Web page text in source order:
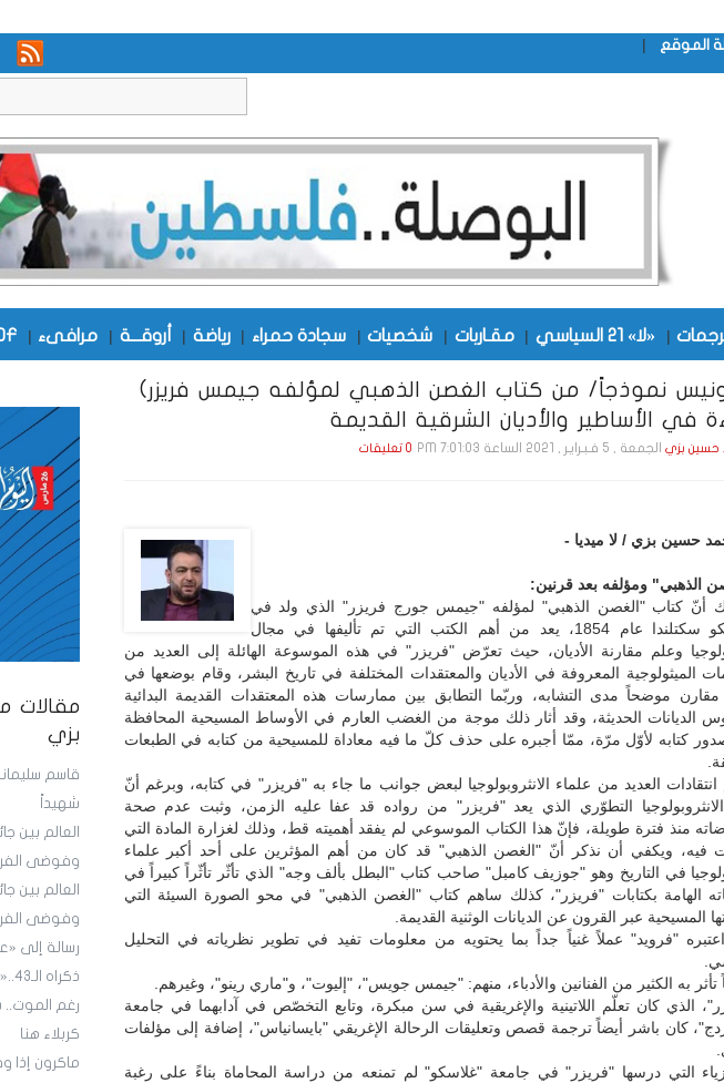
الموقع |
| «لا» 21 السياسي | مقـاربات | شخصيات | سجادة حمراء | رياضة | أروقـــة | مرافىء |
مقالات
بزي
قاسم
شهيداً
العالم بين
وفوضى
العالم بين
وفوضى الفراغ
رسالة إلى
ذكراه الـ43..«نحن لسنا بخير»
رغم الموت..
كربلاء هنا
ماكرون إذا
نموذجاً/ من كتاب الغصن الذهبي لمؤلفه جيمس فريزر)
في الأساطير والأديان الشرقية القديمة
حسين بزيالجمعة , 5 فـبـرايـر , 2021 الساعة 7:01:03 PM 0 تعليقات
حسين بزي / لا ميديا -
الذهبي" ومؤلفه بعد قرنين:
أنّ كتاب "الغصن الذهبي" لمؤلفه "جيمس جورج فريزر" الذي ولد في
غلاسكو سكتلندا عام 1854، يعد من أهم الكتب التي تم تأليفها في مجال
وعلم مقارنة الأديان، حيث تعرّض "فريزر" في هذه الموسوعة الهائلة إلى العديد من
الميثولوجية المعروفة في الأديان والمعتقدات المختلفة في تاريخ البشر، وقام بوضعها في
مقارن موضحاً مدى التشابه، وربّما التطابق بين ممارسات هذه المعتقدات القديمة البدائية
الديانات الحديثة، وقد أثار ذلك موجة من الغضب العارم في الأوساط المسيحية المحافظة
كتابه لأوّل مرّة، ممّا أجبره على حذف كلّ ما فيه معاداة للمسيحية من كتابه في الطبعات
العديد من علماء الانثروبولوجيا لبعض جوانب ما جاء به "فريزر" في كتابه، وبرغم أنّ
التطوّري الذي يعد "فريزر" من رواده قد عفا عليه الزمن، وثبت عدم صحة
منذ فترة طويلة، فإنّ هذا الكتاب الموسوعي لم يفقد أهميته قط، وذلك لغزارة المادة التي
فيه، ويكفي أن نذكر أنّ "الغصن الذهبي" قد كان من أهم المؤثرين على أحد أكبر علماء
في التاريخ وهو "جوزيف كامبل" صاحب كتاب "البطل بألف وجه" الذي تأثّر تأثّراً كبيراً في
الهامة بكتابات "فريزر"، كذلك ساهم كتاب "الغصن الذهبي" في محو الصورة السيئة التي
المسيحية عبر القرون عن الديانات الوثنية القديمة.
"فرويد" عملاً غنياً جداً بما يحتويه من معلومات تفيد في تطوير نظرياته في التحليل
تأثر به الكثير من الفنانين والأدباء، منهم: "جيمس جويس"، "إليوت"، و"ماري رينو"، وغيرهم.
الذي كان تعلّم اللاتينية والإغريقية في سن مبكرة، وتابع التخصّص في آدابهما في جامعة
كان باشر أيضاً ترجمة قصص وتعليقات الرحالة الإغريقي "بايسانياس"، إضافة إلى مؤلفات
التي درسها "فريزر" في جامعة "غلاسكو" لم تمنعه من دراسة المحاماة بناءً على رغبة